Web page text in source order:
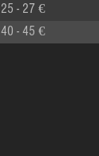
25 - 27 €
40 - 45 €